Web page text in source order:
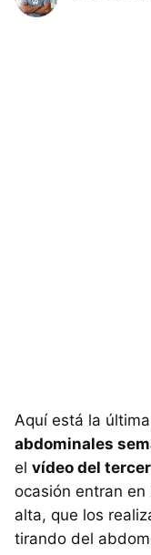
Aquí está la
abdominales
el vídeo del
ocasión entran
alta, que los
tirando del